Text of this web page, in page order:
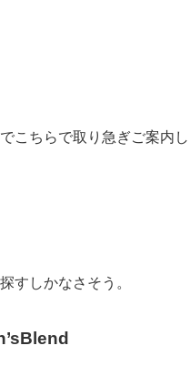
こちらで取り急ぎご案内し
すしかなさそう。